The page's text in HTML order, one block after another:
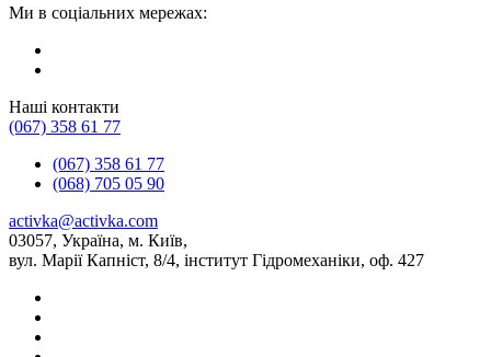
Ми в соціальних мережах:
Наші контакти
(067) 358 61 77
(067) 358 61 77
(068) 705 05 90
activka@activka.com
03057, Україна, м. Київ,
вул. Марії Капніст, 8/4, інститут Гідромеханіки, оф. 427